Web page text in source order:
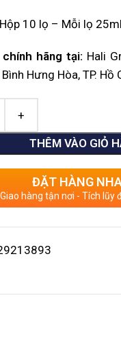
Hộp 10 lọ – Mỗi lọ
hãng tại: Hali
Hưng Hòa, TP. Hồ
THÊM VÀO GIỎ
ĐẶT HÀNG
Giao hàng tận nơi - Tích lũy